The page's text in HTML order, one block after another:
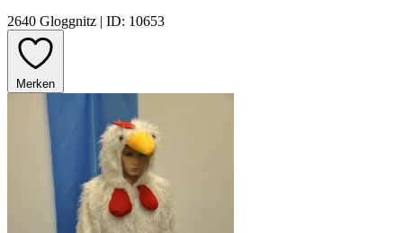
2640 Gloggnitz | ID: 10653
Merken